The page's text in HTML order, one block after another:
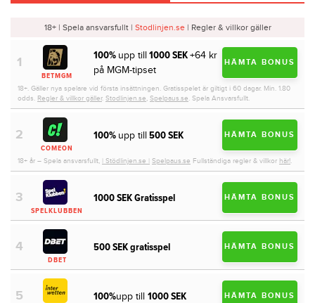
18+ | Spela ansvarsfullt | Stodlinjen.se| Regler & villkor gäller
BETMGM
100% upp till1000 SEK+64 kr
på MGM-tipset
HÄMTA BONUS
18+. Gäller nya spelare vid första insättningen. Gratisspelet är giltigt i 60 dagar. Min. 1.80
odds. Regler & villkor gäller. Stodlinjen.se, Spelpaus.se. Spela Ansvarsfullt.
COMEON
100% upp till 500 SEK HÄMTA BONUS
18+ år – Spela ansvarsfullt, | Stödlinjen.se | Spelpaus.se Fullständiga regler & villkor här!.
SPELKLUBBEN
1000 SEK Gratisspel HÄMTA BONUS
DBET
500 SEK gratisspel HÄMTA BONUS
100%upp till 1000 SEK HÄMTA BONUS